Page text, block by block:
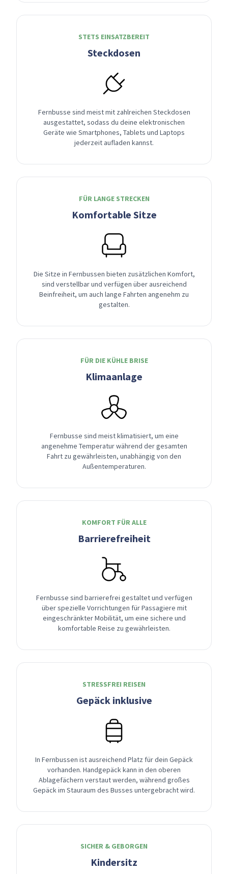
STETS EINSATZBEREIT
Steckdosen
Fernbusse sind meist mit zahlreichen Steckdosen
ausgestattet, sodass du deine elektronischen
Geräte wie Smartphones, Tablets und Laptops
jederzeit aufladen kannst.
FÜR LANGE STRECKEN
Komfortable Sitze
Die Sitze in Fernbussen bieten zusätzlichen Komfort,
sind verstellbar und verfügen über ausreichend
Beinfreiheit, um auch lange Fahrten angenehm zu
gestalten.
FÜR DIE KÜHLE BRISE
Klimaanlage
Fernbusse sind meist klimatisiert, um eine
angenehme Temperatur während der gesamten
Fahrt zu gewährleisten, unabhängig von den
Außentemperaturen.
KOMFORT FÜR ALLE
Barrierefreiheit
Fernbusse sind barrierefrei gestaltet und verfügen
über spezielle Vorrichtungen für Passagiere mit
eingeschränkter Mobilität, um eine sichere und
komfortable Reise zu gewährleisten.
STRESSFREI REISEN
Gepäck inklusive
In Fernbussen ist ausreichend Platz für dein Gepäck
vorhanden. Handgepäck kann in den oberen
Ablagefächern verstaut werden, während großes
Gepäck im Stauraum des Busses untergebracht wird.
SICHER & GEBORGEN
Kindersitz